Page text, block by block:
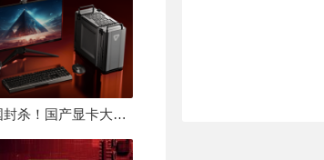
被美国封杀！国产显卡大厂：中国GPU不存在至暗时刻